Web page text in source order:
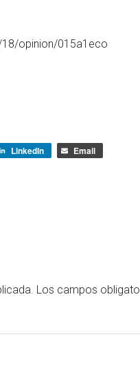
opinion/015a1eco
LinkedIn Email
Los campos